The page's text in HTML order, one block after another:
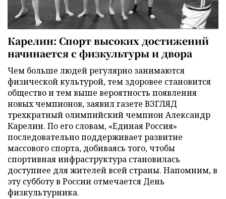
Карелин: Спорт высоких достижений
начинается с физкультуры и двора
Чем больше людей регулярно занимаются
физической культурой, тем здоровее становится
общество и тем выше вероятность появления
новых чемпионов, заявил газете ВЗГЛЯД
трехкратный олимпийский чемпион Александр
Карелин. По его словам, «Единая Россия»
последовательно поддерживает развитие
массового спорта, добиваясь того, чтобы
спортивная инфраструктура становилась
доступнее для жителей всей страны. Напомним, в
эту субботу в России отмечается День
физкультурника.